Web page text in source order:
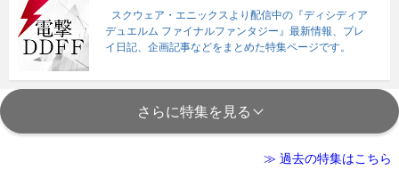
スクウェア・エニックスより配信中の『ディシディア
デュエルム ファイナルファンタジー』最新情報、プレ
イ日記、企画記事などをまとめた特集ページです。
さらに特集を見る
≫ 過去の特集はこちら